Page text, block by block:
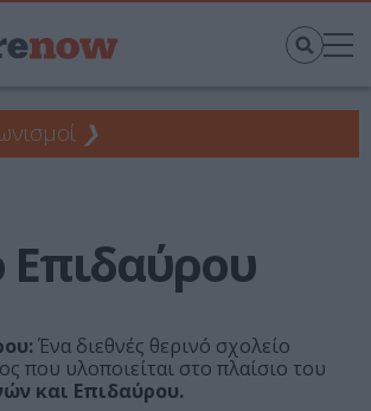
❯
Επιδαύρου
Ένα διεθνές θερινό σχολείο
που υλοποιείται στο πλαίσιο του
και Επιδαύρου.